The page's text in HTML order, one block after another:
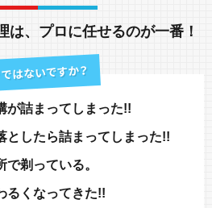
は、 プロに任せるのが一番！
が詰まってしまった!!
としたら詰まってしまった!!
で剃っている。
るくなってきた!!